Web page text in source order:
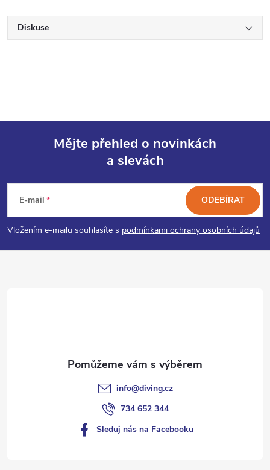
Diskuse
p
a
Mějte přehled o novinkách
a slevách
E-mail
Vložením e-mailu souhlasíte s podmínkami ochrany osobních údajů
ODEBÍRAT
info@diving.cz
734 652 344
Sleduj nás na Facebooku